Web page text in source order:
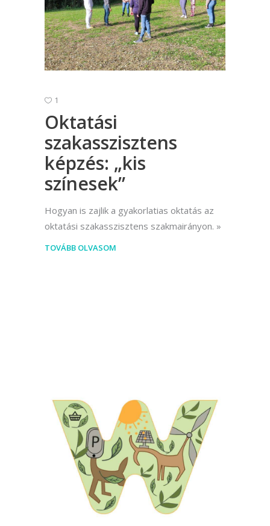
1
Oktatási
szakasszisztens
képzés: „kis
színesek”
Hogyan is zajlik a gyakorlatias oktatás az
oktatási szakasszisztens szakmairányon.
TOVÁBB OLVASOM